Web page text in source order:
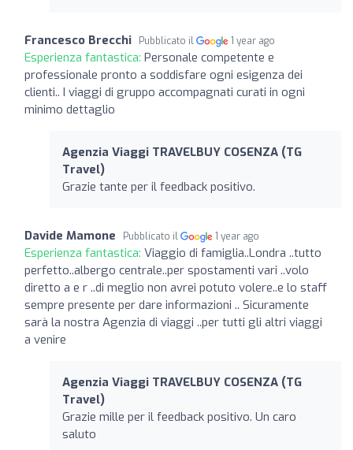
Francesco Brecchi Pubblicato il 1 year ago
Esperienza fantastica: Personale competente e
professionale pronto a soddisfare ogni esigenza dei
clienti.. I viaggi di gruppo accompagnati curati in ogni
minimo dettaglio
Agenzia Viaggi TRAVELBUY COSENZA (TG
Travel)
Grazie tante per il feedback positivo.
Davide Mamone Pubblicato il 1 year ago
Esperienza fantastica: Viaggio di famiglia..Londra ..tutto
perfetto..albergo centrale..per spostamenti vari ..volo
diretto a e r ..di meglio non avrei potuto volere..e lo staff
sempre presente per dare informazioni .. Sicuramente
sarà la nostra Agenzia di viaggi ..per tutti gli altri viaggi
a venire
Agenzia Viaggi TRAVELBUY COSENZA (TG
Travel)
Grazie mille per il feedback positivo. Un caro
saluto